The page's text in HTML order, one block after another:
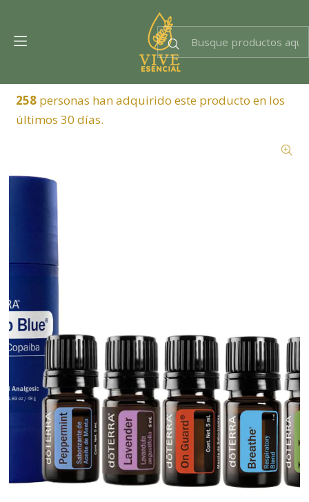
258personas han adquirido este producto en los
últimos 30 días.
Dra. EsencIAl
Experta en bienestar